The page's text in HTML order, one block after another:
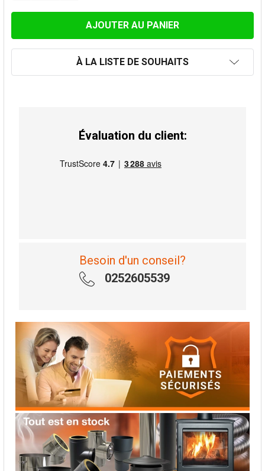
À LA LISTE DE SOUHAITS
Évaluation du client:
Besoin d'un conseil?
0252605539